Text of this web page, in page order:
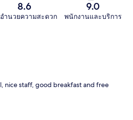
8.6
ำนวยความสะดวก
9.0
พนักงานและบริการ
nice staff, good breakfast and free